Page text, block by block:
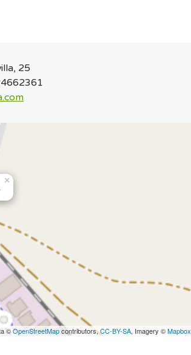
25
×
©OpenStreetMapcontributors,CC-BY-SA, Imagery ©Mapbox